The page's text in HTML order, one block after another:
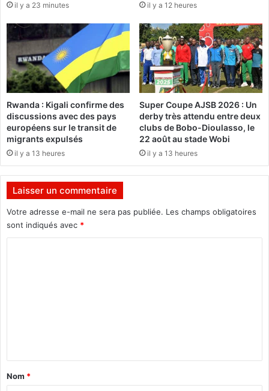
a
q
u
c
h
o
q
u
e
b
a
r
e
o
i
t
u
n
e
a
b
l
a
il y a 23 minutes il y a 12 heures
Rwanda : Kigali confirme des
discussions avec des pays
européens sur le transit de
migrants expulsés
il y a 13 heures
Super Coupe AJSB 2026 : Un
derby très attendu entre deux
clubs de Bobo-Dioulasso, le
22 août au stade Wobi
il y a 13 heures
Laisser un commentaire
Votre adresse e-mail ne sera pas publiée. Les champs obligatoires
sont indiqués avec *
a
Nom *